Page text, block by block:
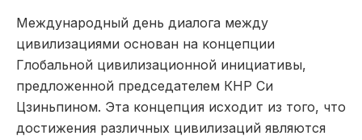
Международный день диалога между
цивилизациями основан на концепции
Глобальной цивилизационной инициативы,
предложенной председателем КНР Си
Цзиньпином. Эта концепция исходит из того, что
достижения различных цивилизаций являются